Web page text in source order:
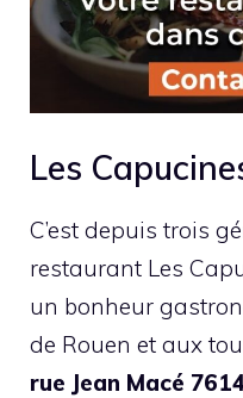
Les
C’est depuis trois
restaurant Les
un bonheur
de Rouen et aux
rue Jean Macé